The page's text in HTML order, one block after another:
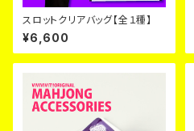
スロットクリアバッグ【全１種】
¥6,600